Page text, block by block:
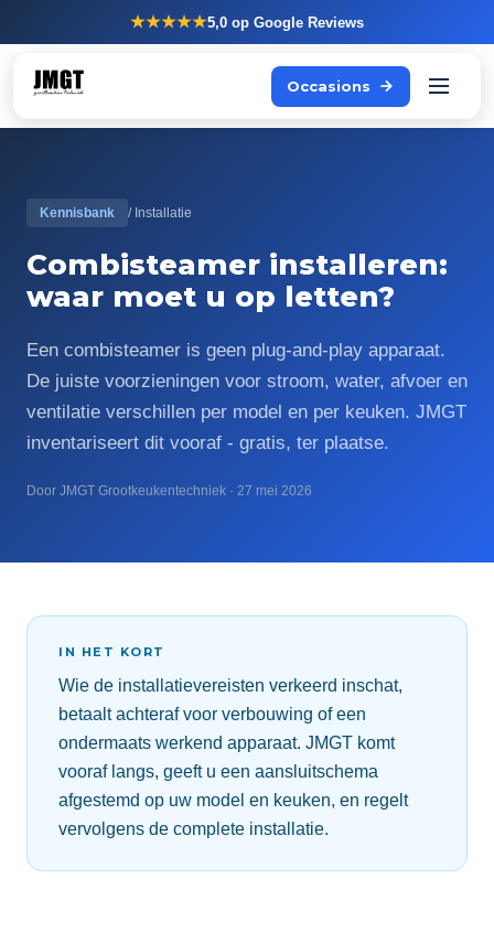
★★★★★5,0 op Google Reviews
Occasions
Kennisbank / Installatie
Combisteamer installeren:
waar moet u op letten?
Een combisteamer is geen plug-and-play apparaat.
De juiste voorzieningen voor stroom, water, afvoer en
ventilatie verschillen per model en per keuken. JMGT
inventariseert dit vooraf - gratis, ter plaatse.
Door JMGT Grootkeukentechniek · 27 mei 2026
IN HET KORT
Wie de installatievereisten verkeerd inschat,
betaalt achteraf voor verbouwing of een
ondermaats werkend apparaat. JMGT komt
vooraf langs, geeft u een aansluitschema
afgestemd op uw model en keuken, en regelt
vervolgens de complete installatie.